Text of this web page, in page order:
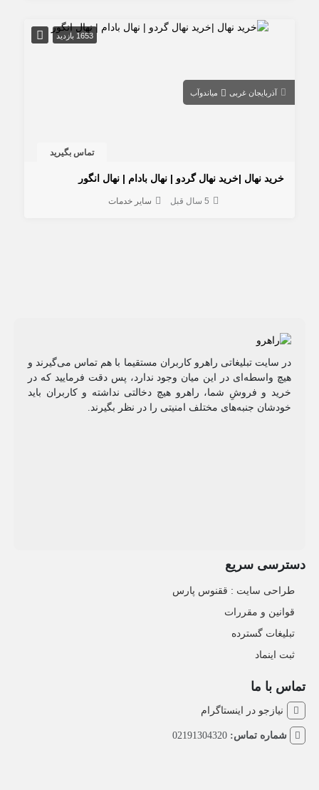
1653 بازدید
آذربایجان غربی میاندوآب
تماس بگیرید
خرید نهال |خرید نهال گردو | نهال بادام | نهال انگور
5 سال قبل سایر خدمات
در سایت تبلیغاتی راهرو کاربران مستقیما با هم تماس می‌گیرند و
هیچ واسطه‌ای در این میان وجود ندارد، پس دقت فرمایید که در
خرید و فروشِ شما، راهرو هیچ دخالتی نداشته و کاربران باید
خودشان جنبه‌های مختلف امنیتی را در نظر بگیرند.
دسترسی سریع
طراحی سایت :‌ ققنوس پارس
قوانین و مقررات
تبلیغات گسترده
ثبت اینماد
تماس با ما
نیازجو در اینستاگرام
شماره تماس:02191304320